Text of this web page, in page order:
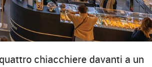
chiacchiere davanti a un